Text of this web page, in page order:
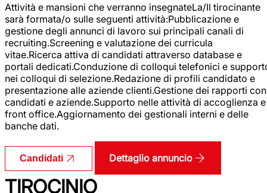
Attività e mansioni che verranno insegnateLa/Il tirocinante
sarà formata/o sulle seguenti attività:Pubblicazione e
gestione degli annunci di lavoro sui principali canali di
recruiting.Screening e valutazione dei curricula
vitae.Ricerca attiva di candidati attraverso database e
portali dedicati.Conduzione di colloqui telefonici e
nei colloqui di selezione.Redazione di profili candidato e
presentazione alle aziende clienti.Gestione dei rapporti con
candidati e aziende.Supporto nelle attività di accoglienza e
front office.Aggiornamento dei gestionali interni e delle
banche dati.
Candidati Dettaglio annuncio
TIROCINIO